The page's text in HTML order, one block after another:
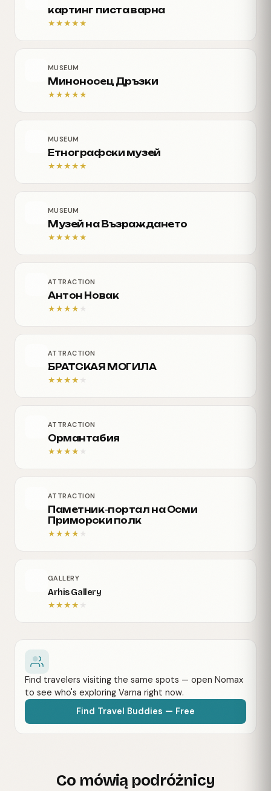
картинг писта варна
★★★★★
MUSEUM
Миноносец Дръзки
★★★★★
MUSEUM
Етнографски музей
★★★★★
MUSEUM
Музей на Възраждането
★★★★★
ATTRACTION
Антон Новак
★★★★ ★
ATTRACTION
БРАТСКАЯ МОГИЛА
★★★★ ★
ATTRACTION
Ормантабия
★★★★ ★
ATTRACTION
Паметник-портал на Осми
Приморски полк
★★★★ ★
GALLERY
Arhis Gallery
★★★★ ★
Find travelers visiting the same spots — open Nomax
to see who's exploring Varna right now.
Find Travel Buddies — Free
Co mówią podróżnicy